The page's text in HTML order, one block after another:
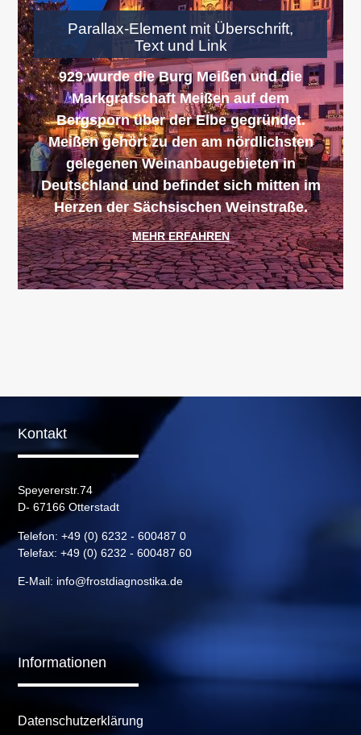
Parallax-Element mit Überschrift,
Text und Link
929 wurde die Burg Meißen und die
Markgrafschaft Meißen auf dem
Bergsporn über der Elbe gegründet.
Meißen gehört zu den am nördlichsten
gelegenen Weinanbaugebieten in
Deutschland und befindet sich mitten im
Herzen der Sächsischen Weinstraße.
MEHR ERFAHREN
Kontakt
Speyererstr.74
D- 67166 Otterstadt
Telefon: +49 (0) 6232 - 600487 0
Telefax: +49 (0) 6232 - 600487 60
E-Mail: info@frostdiagnostika.de
Informationen
Navigation
überspringen
Datenschutzerklärung